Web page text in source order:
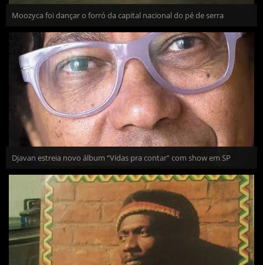
Moozyca foi dançar o forró da capital nacional do pé de serra
Djavan estreia novo álbum “Vidas pra contar” com show em SP